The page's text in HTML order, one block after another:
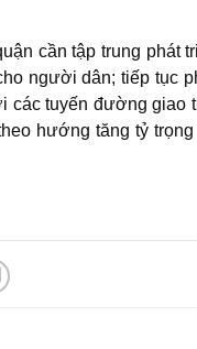
cần tập trung phát
người dân; tiếp tục
các tuyến đường giao
hướng tăng tỷ